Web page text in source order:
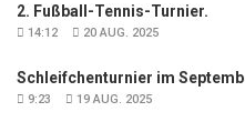
2. Fußball-Tennis-Turnier.
14:12 20 AUG. 2025
Schleifchenturnier im
9:23 19 AUG. 2025